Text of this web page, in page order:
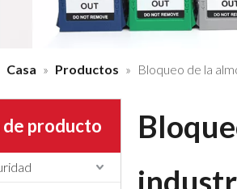
Casa » Productos » Bloqueo de la
producto